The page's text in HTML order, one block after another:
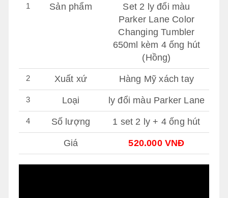
1 Sản phẩm
Set 2 ly đổi màu
Parker Lane Color
Changing Tumbler
650ml kèm 4 ống hút
(Hồng)
2 Xuất xứ Hàng Mỹ xách tay
3 Loại ly đổi màu Parker Lane
4 Số lượng 1 set 2 ly + 4 ống hút
Giá 520.000 VNĐ